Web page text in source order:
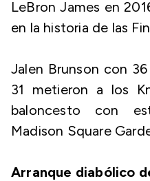
LeBron James en
en la historia de las
Jalen Brunson con
31 metieron a los
baloncesto con
Madison Square
Arranque diabólico